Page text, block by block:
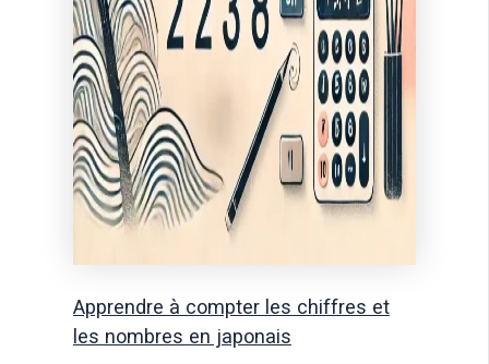
Apprendre à compter les chiffres et
les nombres en japonais